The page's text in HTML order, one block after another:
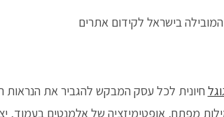
בישראל לקידום אתרים
חיונית לכל עסק המבקש להגביר את הנראות
מפתח, אופטימיזציה של אלמנטים בעמוד,